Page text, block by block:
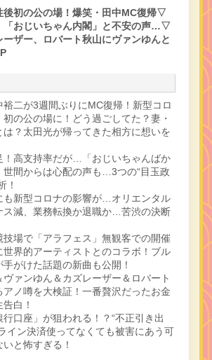
後初の公の場！爆笑・田中MC復帰▽
「おじいちゃん内閣」と不安の声…▽
ザー、ロバート秋山にヴァンゆんと
裕二が3週間ぶりにMC復帰！新型コロ
の公の場に！どう過ごしてた？妻・
は？太田光が帰ってきた相方に想いを
高支持率だが…「おじいちゃんばか
世間からは心配の声も…3つの“目玉政
！
新型コロナの影響が…オリエンタル
ス減、業務転換か退職か…苦渋の決断
場で「アラフェス」無観客での開催
世界的アーティストとのコラボ！ブル
がけた話題の新曲も公開！
ァンゆん＆カズレーザー＆ロバート
アノ噂を大検証！一番贅沢だったお金
白！
口座」が狙われる！？“不正引き出
イン決済使ってなくても被害にあう可
と怖すぎる！